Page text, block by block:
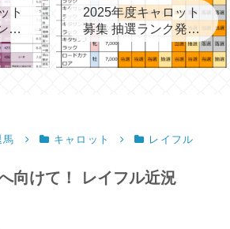
ト
ジ
る
2025年度キャロット
募集 抽選ランク発表
(09/11)
馬 キャロット レイフル
向けて！ レイフル近況